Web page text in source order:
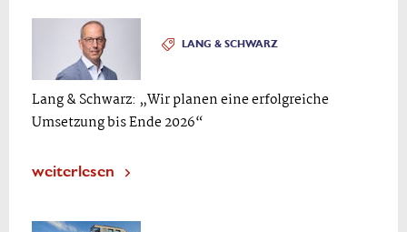
LANG & SCHWARZ
Lang & Schwarz: „Wir planen eine erfolgreiche
Umsetzung bis Ende 2026“
weiterlesen